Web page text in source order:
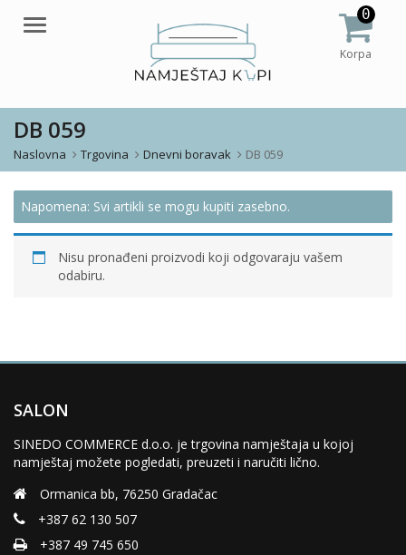
Meni
0
Korpa
DB 059
Naslovna Trgovina Dnevni boravak DB 059
Napomena: Svi artikli se mogu kupiti zasebno.
Nisu pronađeni proizvodi koji odgovaraju vašem
odabiru.
SALON
SINEDO COMMERCE d.o.o. je trgovina namještaja u kojoj
namještaj možete pogledati, preuzeti i naručiti lično.
Ormanica bb, 76250 Gradačac
+387 62 130 507
+387 49 745 650